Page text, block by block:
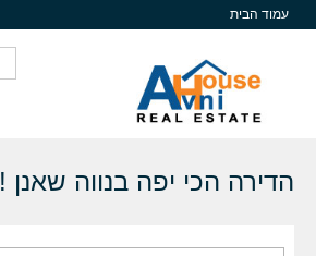
עמוד הבית
הדירה הכי יפה בנווה שאנן !